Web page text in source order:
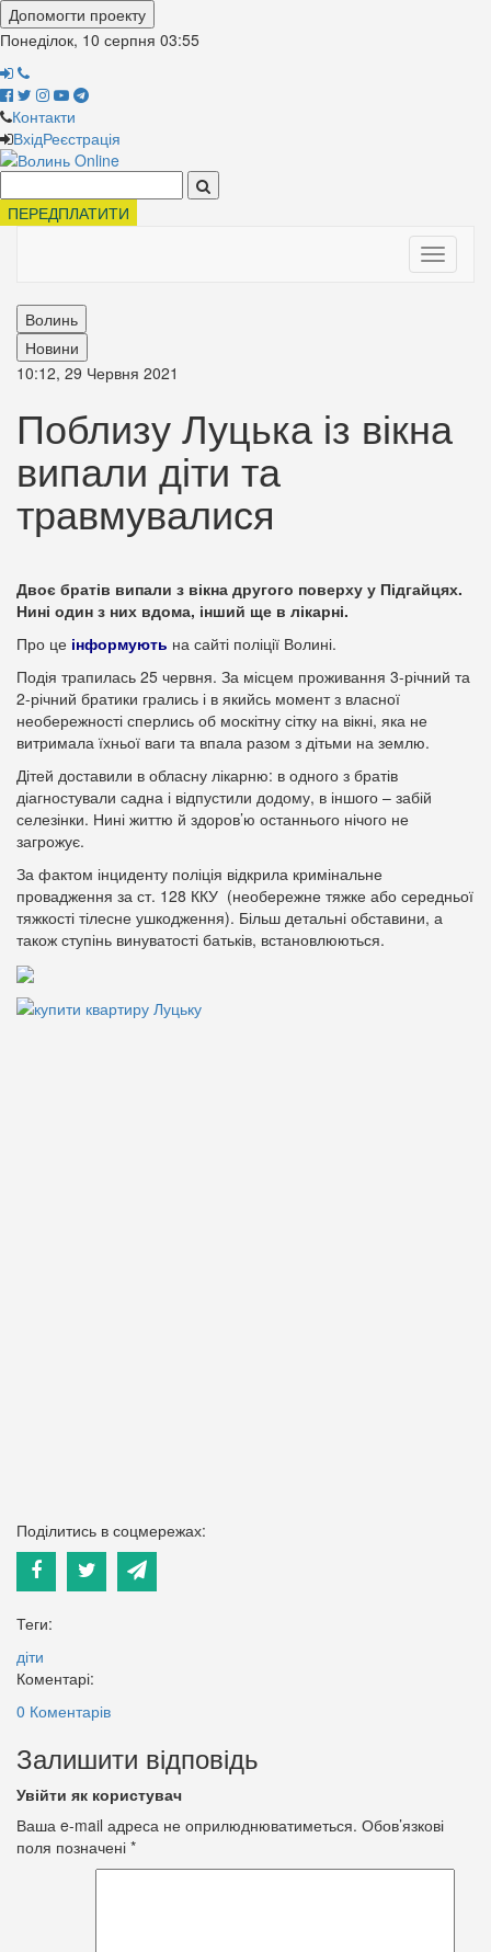
Допомогти проекту
Понеділок, 10 серпня 03:55
Контакти
ВхідРеєстрація
ПЕРЕДПЛАТИТИ
Toggle
Волинь
Новини
10:12, 29 Червня 2021
Поблизу Луцька із вікна
випали діти та
травмувалися
Двоє братів випали з вікна другого поверху у Підгайцях.
Нині один з них вдома, інший ще в лікарні.
Про це інформують на сайті поліції Волині.
Подія трапилась 25 червня. За місцем проживання 3-річний та
2-річний братики грались і в якийсь момент з власної
необережності сперлись об москітну сітку на вікні, яка не
витримала їхньої ваги та впала разом з дітьми на землю.
Дітей доставили в обласну лікарню: в одного з братів
діагностували садна і відпустили додому, в іншого – забій
селезінки. Нині життю й здоров’ю останнього нічого не
загрожує.
За фактом інциденту поліція відкрила кримінальне
провадження за ст. 128 ККУ (необережне тяжке або середньої
тяжкості тілесне ушкодження). Більш детальні обставини, а
також ступінь винуватості батьків, встановлюються.
Поділитись в соцмережах:
Теги:
діти
Коментарі:
0 Коментарів
Залишити відповідь
Увійти як користувач
Ваша e-mail адреса не оприлюднюватиметься. Обов’язкові
поля позначені *